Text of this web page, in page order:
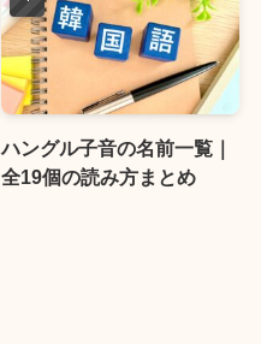
ハングル子音の名前一覧｜
全19個の読み方まとめ